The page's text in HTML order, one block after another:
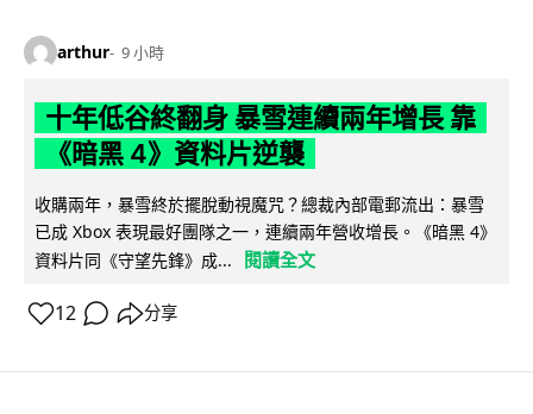
arthur 9 小時
十年低谷終翻身 暴雪連續兩年增長 靠
《暗黑 4》資料片逆襲
收購兩年，暴雪終於擺脫動視魔咒？總裁內部電郵流出：暴雪
已成 Xbox 表現最好團隊之一，連續兩年營收增長。《暗黑 4》
資料片同《守望先鋒》成...
閱讀全文
12 分享